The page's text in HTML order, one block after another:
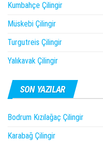
Kumbahçe Çilingir
Müskebi Çilingir
Turgutreis Çilingir
Yalıkavak Çilingir
SON YAZILAR
Bodrum Kızılağaç Çilingir
Karabağ Çilingir